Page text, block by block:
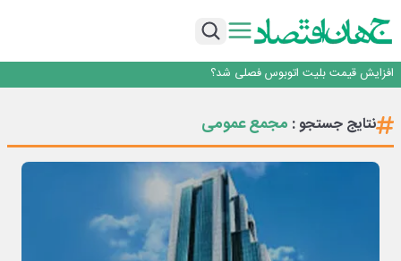
روزنامه ۱۷ مرداد
چرا بدون ثبات ارزی، صنایع بزرگ ایران در بن‌بست باقی می‌مانند
۲ درصد از مشترکان ۱۰ درصد برق خانگی را مصرف می‌کنند!
روزنامه ۱۷ مرداد
افزایش قیمت بلیت اتوبوس فصلی شد؟
نتایج جستجو : مجمع عمومی